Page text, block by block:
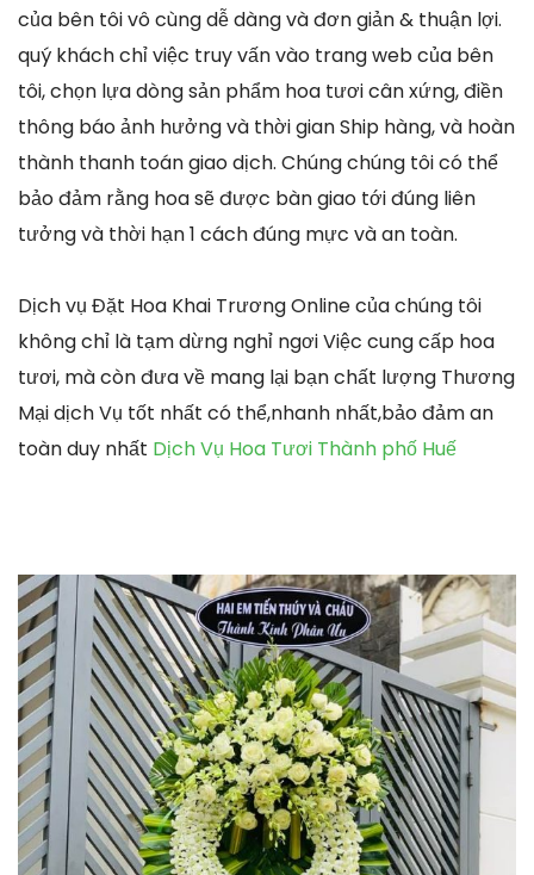
của bên tôi vô cùng dễ dàng và đơn giản & thuận lợi.
quý khách chỉ việc truy vấn vào trang web của bên
tôi, chọn lựa dòng sản phẩm hoa tươi cân xứng, điền
thông báo ảnh hưởng và thời gian Ship hàng, và hoàn
thành thanh toán giao dịch. Chúng chúng tôi có thể
bảo đảm rằng hoa sẽ được bàn giao tới đúng liên
tưởng và thời hạn 1 cách đúng mực và an toàn.
Dịch vụ Đặt Hoa Khai Trương Online của chúng tôi
không chỉ là tạm dừng nghỉ ngơi Việc cung cấp hoa
tươi, mà còn đưa về mang lại bạn chất lượng Thương
Mại dịch Vụ tốt nhất có thể,nhanh nhất,bảo đảm an
toàn duy nhất Dịch Vụ Hoa Tươi Thành phố Huế